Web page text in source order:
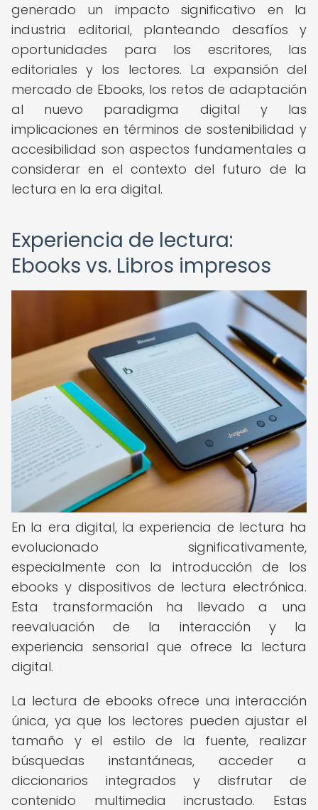
generado un impacto significativo en la
industria editorial, planteando desafíos y
oportunidades para los escritores, las
editoriales y los lectores. La expansión del
mercado de Ebooks, los retos de adaptación
al nuevo paradigma digital y las
implicaciones en términos de sostenibilidad y
accesibilidad son aspectos fundamentales a
considerar en el contexto del futuro de la
lectura en la era digital.
Experiencia de lectura:
Ebooks vs. Libros impresos
En la era digital, la experiencia de lectura ha
evolucionado significativamente,
especialmente con la introducción de los
ebooks y dispositivos de lectura electrónica.
Esta transformación ha llevado a una
reevaluación de la interacción y la
experiencia sensorial que ofrece la lectura
digital.
La lectura de ebooks ofrece una interacción
única, ya que los lectores pueden ajustar el
tamaño y el estilo de la fuente, realizar
búsquedas instantáneas, acceder a
diccionarios integrados y disfrutar de
contenido multimedia incrustado. Estas